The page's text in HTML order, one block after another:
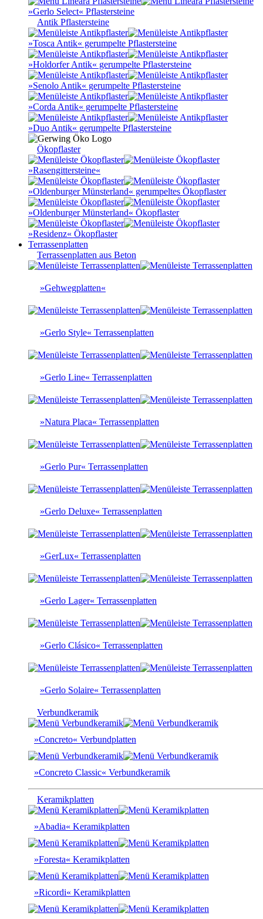
»Gerlo Select« Pflastersteine
Antik Pflastersteine
»Tosca Antik« gerumpelte Pflastersteine
»Holdorfer Antik« gerumpelte Pflastersteine
»Senolo Antik« gerumpelte Pflastersteine
»Corda Antik« gerumpelte Pflastersteine
»Duo Antik« gerumpelte Pflastersteine
Ökopflaster
»Rasengittersteine«
»Oldenburger Münsterland« gerumpeltes Ökopflaster
»Oldenburger Münsterland« Ökopflaster
»Residenz« Ökopflaster
Terrassenplatten
Terrassenplatten aus Beton
»Gehwegplatten«
»Gerlo Style« Terrassenplatten
»Gerlo Line« Terrassenplatten
»Natura Placa« Terrassenplatten
»Gerlo Pur« Terrassenplatten
»Gerlo Deluxe« Terrassenplatten
»GerLux« Terrassenplatten
»Gerlo Lager« Terrassenplatten
»Gerlo Clásico« Terrassenplatten
»Gerlo Solaire« Terrassenplatten
Verbundkeramik
»Concreto« Verbundplatten
»Concreto Classic« Verbundkeramik
Keramikplatten
»Abadia« Keramikplatten
»Foresta« Keramikplatten
»Ricordi« Keramikplatten